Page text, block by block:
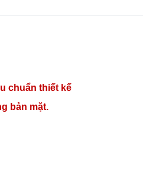
chuẩn thiết kế
bản mặt.